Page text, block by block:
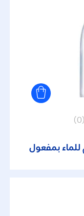
(0)
للماء بمفعول